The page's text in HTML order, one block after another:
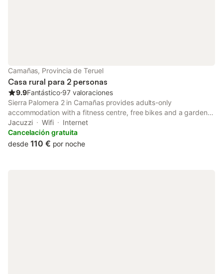
Camañas, Provincia de Teruel
Casa rural para 2 personas
9.9Fantástico⋅97 valoraciones
Sierra Palomera 2 in Camañas provides adults-only
accommodation with a fitness centre, free bikes and a garden.
The accommodation is air conditioned and is equipped with a
spa bath.
Jacuzzi Wifi
Internet
Cancelación gratuita
desde 110 € por noche